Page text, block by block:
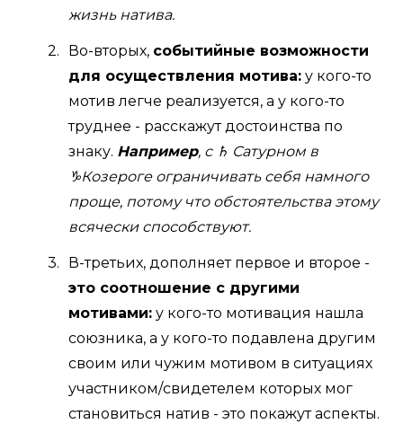
жизнь натива.
Во-вторых, событийные возможности
для осуществления мотива: у кого-то
мотив легче реализуется, а у кого-то
труднее - расскажут достоинства по
знаку. Например, с ♄ Сатурном в
♑Козероге ограничивать себя намного
проще, потому что обстоятельства этому
всячески способствуют.
В-третьих, дополняет первое и второе -
это соотношение с другими
мотивами: у кого-то мотивация нашла
союзника, а у кого-то подавлена другим
своим или чужим мотивом в ситуациях
участником/свидетелем которых мог
становиться натив - это покажут аспекты.